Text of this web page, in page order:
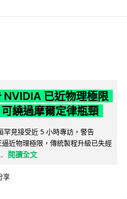
NVIDIA 已近物理極限
繞過摩爾定律瓶頸
罕見接受近 5 小時專訪，警告
近物理極限，傳統製程升級已失經
閱讀全文
享